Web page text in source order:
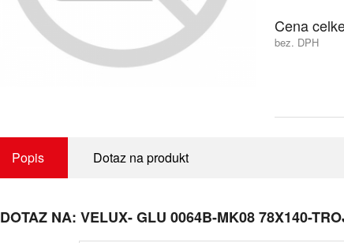
Cena
bez. DPH
Popis Dotaz na produkt
DOTAZ NA: VELUX- GLU 0064B-MK08 78X140-